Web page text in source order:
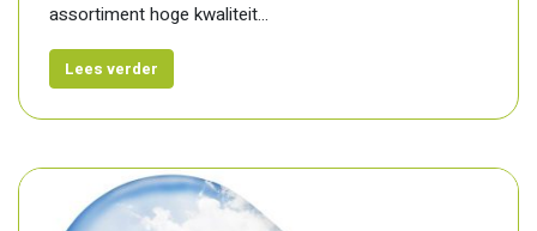
assortiment hoge kwaliteit...
Lees verder